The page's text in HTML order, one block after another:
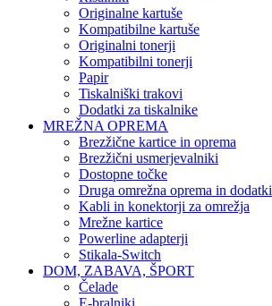
Originalne kartuše
Kompatibilne kartuše
Originalni tonerji
Kompatibilni tonerji
Papir
Tiskalniški trakovi
Dodatki za tiskalnike
MREŽNA OPREMA
Brezžične kartice in oprema
Brezžični usmerjevalniki
Dostopne točke
Druga omrežna oprema in dodatki
Kabli in konektorji za omrežja
Mrežne kartice
Powerline adapterji
Stikala-Switch
DOM, ZABAVA, ŠPORT
Čelade
E-bralniki